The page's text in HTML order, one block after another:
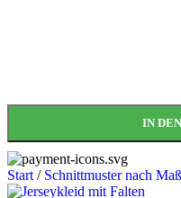
IN
Start / Schnittmuster nach